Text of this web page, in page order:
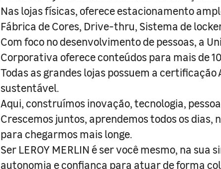
Nas lojas físicas, oferece estacionamento
Fábrica de Cores, Drive-thru, Sistema de
Com foco no desenvolvimento de pessoas, a
Corporativa oferece conteúdos para mais de
Todas as grandes lojas possuem a certificação
sustentável.
Aqui, construímos inovação, tecnologia,
Crescemos juntos, aprendemos todos os dias,
para chegarmos mais longe.
Ser LEROY MERLIN é ser você mesmo, na sua
autonomia e confiança para atuar de forma